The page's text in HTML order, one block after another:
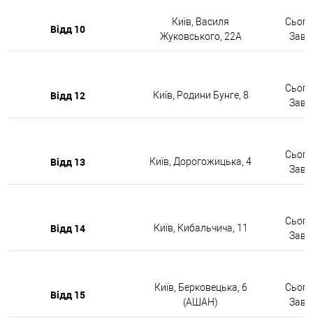
Відд 10
Київ, Василя
Жуковського, 22А
Відд 12 Київ, Родини Бунге, 8
Відд 13 Київ, Дорогожицька, 4
Відд 14 Київ, Кибальчича, 11
Відд 15
Київ, Берковецька, 6
(АШАН)